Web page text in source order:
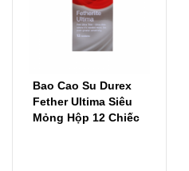
Bao Cao Su Durex
Fether Ultima Siêu
Mỏng Hộp 12 Chiếc